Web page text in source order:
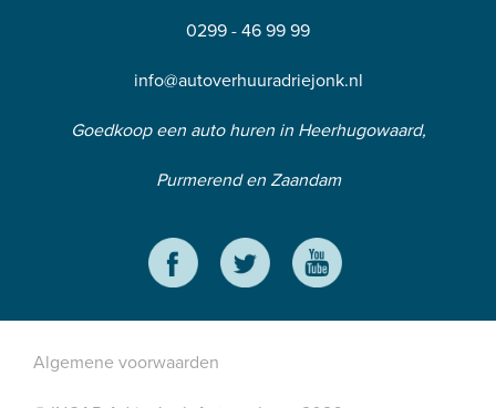
0299 - 46 99 99
info@autoverhuuradriejonk.nl
Goedkoop een auto huren in Heerhugowaard,
Purmerend en Zaandam
Algemene voorwaarden